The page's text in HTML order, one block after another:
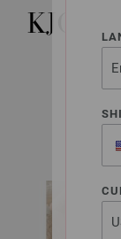
of
KJOLE